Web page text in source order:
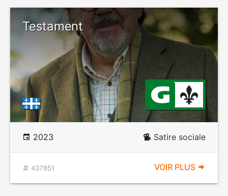
Testament
2023 Satire sociale
437851 VOIR PLUS